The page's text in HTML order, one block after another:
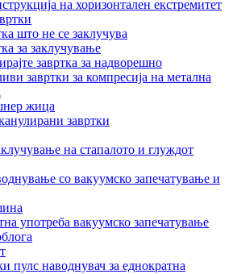
на хоризонтален екстремитет
што не се заклучува
за заклучување
завртка за надворешно
завртки за компресија на метална
жица
завртки
на стапалото и глуждот
со вакуумско запечатување и
употреба вакуумско запечатување
пулс наводнувач за еднократна